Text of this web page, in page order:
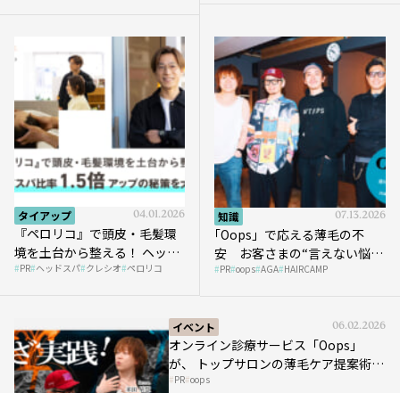
タイアップ 04.01.2026
『ペロリコ』で頭皮・毛髪環
境を土台から整える！ ヘッド
スパ比率1.5倍アップの秘策を
PR ヘッドスパ クレシオ ペロリコ
知識 07.13.2026
｢Oops」で応える薄毛の不
安 お客さまの“言えない悩
み”にどう向き合う？ ＃01
PR oops AGA HAIRCAMP
イベント 06.02.2026
オンライン診療サービス「Oops」
が、 トップサロンの薄毛ケア提案術を
HAIRCAMPで公開！
PR oops